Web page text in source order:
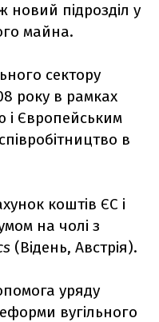
новий підрозділ у
майна.
сектору
року в рамках
і Європейським
в
коштів ЄС і
на чолі з
(Відень, Австрія).
уряду
вугільного